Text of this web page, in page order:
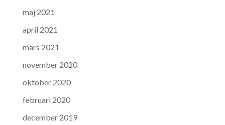
maj 2021
april 2021
mars 2021
november 2020
oktober 2020
februari 2020
december 2019